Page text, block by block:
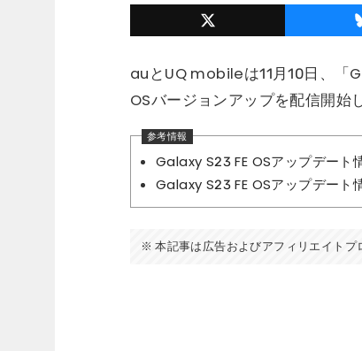
auとUQ mobileは11月10日、「
OSバージョンアップを配信開始
Galaxy S23 FE OSアップデー
Galaxy S23 FE OSアップデート
本記事は広告およびアフィリエイトプ